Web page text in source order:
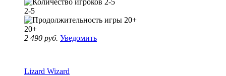
2-5
20+
2 490 руб. Уведомить
Lizard Wizard